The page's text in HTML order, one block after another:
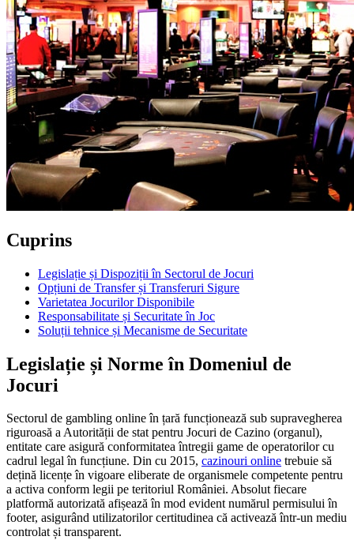
Cuprins
Legislație și Dispoziții în Sectorul de Jocuri
Opțiuni de Transfer și Transferuri Sigure
Varietatea Jocurilor Disponibile
Responsabilitate și Securitate în Joc
Soluții tehnice și Mecanisme de Securitate
Legislație și Norme în Domeniul de
Jocuri
Sectorul de gambling online în țară funcționează sub supravegherea
riguroasă a Autorității de stat pentru Jocuri de Cazino (organul),
entitate care asigură conformitatea întregii game de operatorilor cu
cadrul legal în funcțiune. Din cu 2015, cazinouri online trebuie să
dețină licențe în vigoare eliberate de organismele competente pentru
a activa conform legii pe teritoriul României. Absolut fiecare
platformă autorizată afișează în mod evident numărul permisului în
footer, asigurând utilizatorilor certitudinea că activează într-un mediu
controlat și transparent.